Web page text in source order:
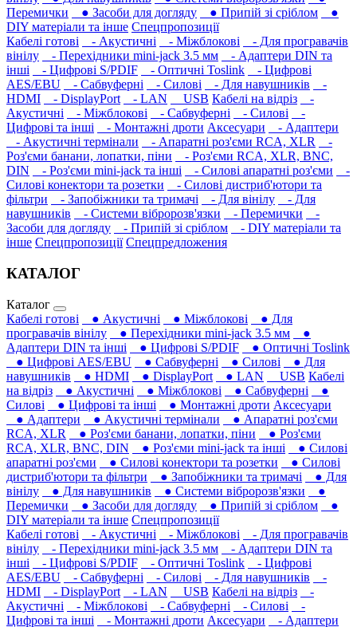
Перемички
● Засоби для догляду ● Припій зі сріблом
●
DIY матеріали та інше Спецпропозиції
Кабелі готові
- Акустичні - Міжблокові
- Для програвачів
вінілу
- Перехідники mini-jack 3.5 мм
- Адаптери DIN та
інші
- Цифрові S/PDIF - Оптичні Toslink
- Цифрові
AES/EBU
- Сабвуферні - Силові - Для навушників‎
-
HDMI
- DisplayPort - LAN USB Кабелі на відріз
-
Акустичні
- Міжблокові - Сабвуферні - Силові
-
Цифрові та інші
- Монтажні дроти Аксесуари
- Адаптери
- Акустичні термінали
- Апаратні роз'єми RCA, XLR
-
Роз'єми банани, лопатки, піни
- Роз'єми RCA, XLR, BNC,
DIN
- Роз'єми mini-jack та інші - Силові апаратні роз'єми
-
Силові конектори та розетки
- Силові дистриб'ютори та
фільтри
- Запобіжники та тримачі - Для вінілу
- Для
навушників‎
- Системи вібророзв'язки - Перемички
-
Засоби для догляду
- Припій зі сріблом
- DIY матеріали та
інше Спецпропозиції Спецпредложения
КАТАЛОГ
Каталог
Кабелі готові
● Акустичні ● Міжблокові
● Для
програвачів вінілу
● Перехідники mini-jack 3.5 мм
●
Адаптери DIN та інші
● Цифрові S/PDIF
● Оптичні Toslink
● Цифрові AES/EBU
● Сабвуферні ● Силові
● Для
навушників‎
● HDMI ● DisplayPort ● LAN USB Кабелі
на відріз
● Акустичні ● Міжблокові ● Сабвуферні
●
Силові
● Цифрові та інші ● Монтажні дроти Аксесуари
● Адаптери
● Акустичні термінали
● Апаратні роз'єми
RCA, XLR
● Роз'єми банани, лопатки, піни
● Роз'єми
RCA, XLR, BNC, DIN
● Роз'єми mini-jack та інші
● Силові
апаратні роз'єми
● Силові конектори та розетки
● Силові
дистриб'ютори та фільтри
● Запобіжники та тримачі
● Для
вінілу
● Для навушників‎ ● Системи вібророзв'язки
●
Перемички
● Засоби для догляду ● Припій зі сріблом
●
DIY матеріали та інше Спецпропозиції
Кабелі готові
- Акустичні - Міжблокові
- Для програвачів
вінілу
- Перехідники mini-jack 3.5 мм
- Адаптери DIN та
інші
- Цифрові S/PDIF - Оптичні Toslink
- Цифрові
AES/EBU
- Сабвуферні - Силові - Для навушників‎
-
HDMI
- DisplayPort - LAN USB Кабелі на відріз
-
Акустичні
- Міжблокові - Сабвуферні - Силові
-
Цифрові та інші
- Монтажні дроти Аксесуари - Адаптери